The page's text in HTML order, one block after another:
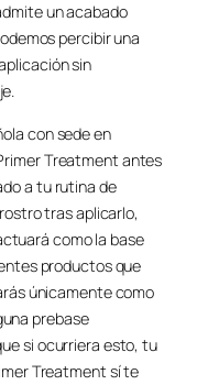
un acabado
percibir una
sin
con sede en
Treatment antes
a tu rutina de
tras aplicarlo,
como la base
productos que
únicamente como
prebase
si ocurriera esto, tu
Treatment sí te